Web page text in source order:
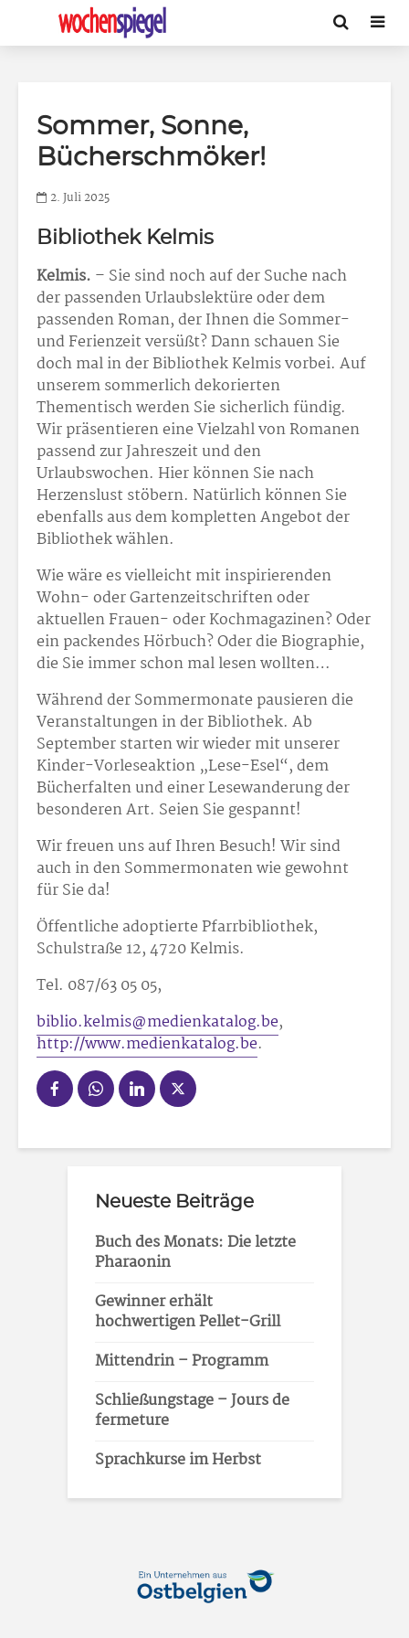
Sommer, Sonne,
Bücherschmöker!
2. Juli 2025
Bibliothek Kelmis
Kelmis. – Sie sind noch auf der Suche nach
der passenden Urlaubslektüre oder dem
passenden Roman, der Ihnen die Sommer-
und Ferienzeit versüßt? Dann schauen Sie
doch mal in der Bibliothek Kelmis vorbei. Auf
unserem sommerlich dekorierten
Thementisch werden Sie sicherlich fündig.
Wir präsentieren eine Vielzahl von Romanen
passend zur Jahreszeit und den
Urlaubswochen. Hier können Sie nach
Herzenslust stöbern. Natürlich können Sie
ebenfalls aus dem kompletten Angebot der
Bibliothek wählen.
Wie wäre es vielleicht mit inspirierenden
Wohn- oder Gartenzeitschriften oder
aktuellen Frauen- oder Kochmagazinen? Oder
ein packendes Hörbuch? Oder die Biographie,
die Sie immer schon mal lesen wollten…
Während der Sommermonate pausieren die
Veranstaltungen in der Bibliothek. Ab
September starten wir wieder mit unserer
Kinder-Vorleseaktion „Lese-Esel“, dem
Bücherfalten und einer Lesewanderung der
besonderen Art. Seien Sie gespannt!
Wir freuen uns auf Ihren Besuch! Wir sind
auch in den Sommermonaten wie gewohnt
für Sie da!
Öffentliche adoptierte Pfarrbibliothek,
Schulstraße 12, 4720 Kelmis.
Tel. 087/63 05 05,
biblio.kelmis@medienkatalog.be,
http://www.medienkatalog.be.
Neueste Beiträge
Buch des Monats: Die letzte
Pharaonin
Gewinner erhält
hochwertigen Pellet-Grill
Mittendrin – Programm
Schließungstage – Jours de
fermeture
Sprachkurse im Herbst